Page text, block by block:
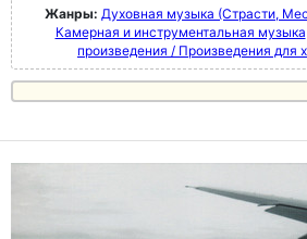
Жанры: Духовная музыка (Страсти,
Камерная и инструментальная музыка
произведения / Произведения для